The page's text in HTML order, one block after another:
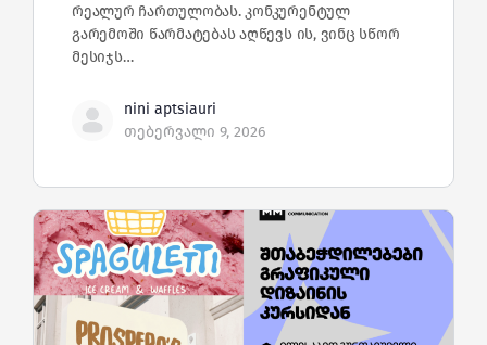
რეალურ ჩართულობას. კონკურენტულ
გარემოში წარმატებას აღწევს ის, ვინც სწორ
მესიჯს…
nini aptsiauri
თებერვალი 9, 2026